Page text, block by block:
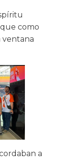
como
ventana
a